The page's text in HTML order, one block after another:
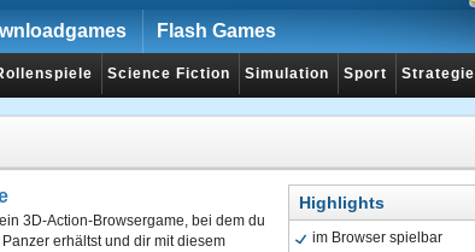
Flash Games
Science Fiction Simulation Sport Strategie
3D-Action-Browsergame, bei dem du
erhältst und dir mit diesem
Highlights
im Browser spielbar